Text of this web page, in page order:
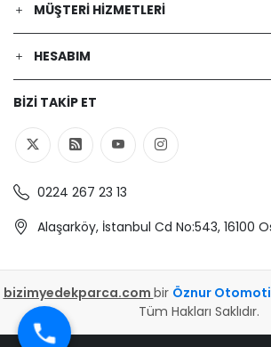
MÜŞTERI HIZMETLERI
HESABIM
BIZI TAKIP ET
0224 267 23 13
Alaşarköy, İstanbul Cd No:543, 16100
bizimyedekparca.com bir Öznur
Tüm Hakları Saklıdır.